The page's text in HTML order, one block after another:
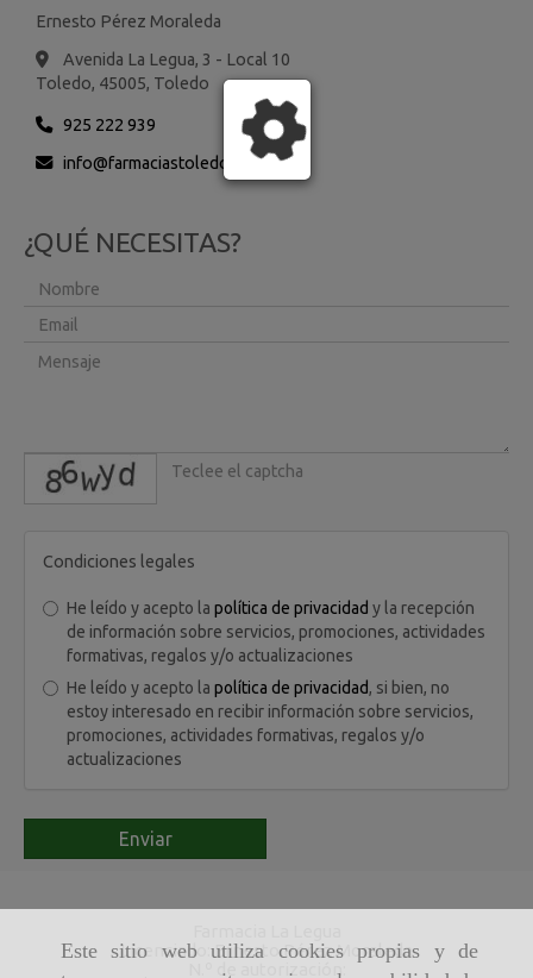
Este sitio web utiliza cookies propias y de
Ernesto Pérez Moraleda
Avenida La Legua, 3 - Local 10
Toledo, 45005, Toledo
925 222 939
info
farmaciastoledo.es
¿QUÉ NECESITAS?
captcha
Condiciones legales
He leído y acepto la política de privacidad y la recepción
de información sobre servicios, promociones, actividades
formativas, regalos y/o actualizaciones
He leído y acepto la política de privacidad, si bien, no
estoy interesado en recibir información sobre servicios,
promociones, actividades formativas, regalos y/o
actualizaciones
Enviar
Licenciado: Ernesto Pérez Moraleda
N.º de autorización: